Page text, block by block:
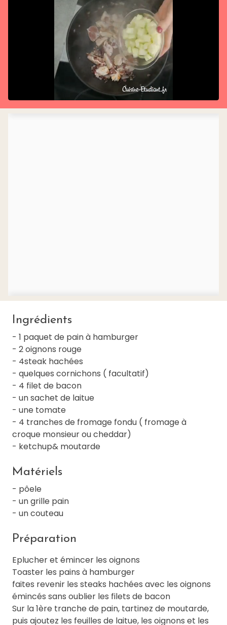
Ingrédients
- 1 paquet de pain à hamburger
- 2 oignons rouge
- 4steak hachées
- quelques cornichons ( facultatif)
- 4 filet de bacon
- un sachet de laitue
- une tomate
- 4 tranches de fromage fondu ( fromage à
croque monsieur ou cheddar)
- ketchup& moutarde
Matériels
- pôele
- un grille pain
- un couteau
Préparation
Eplucher et émincer les oignons
Toaster les pains à hamburger
faites revenir les steaks hachées avec les oignons
émincés sans oublier les filets de bacon
Sur la 1ère tranche de pain, tartinez de moutarde,
puis ajoutez les feuilles de laitue, les oignons et les